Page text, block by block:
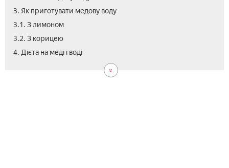
3. Як приготувати медову воду
3.1. З лимоном
3.2. З корицею
4. Дієта на меді і воді